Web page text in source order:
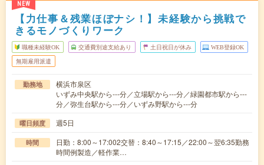
NEW
【力仕事＆残業ほぼナシ！】未経験から挑戦で
きるモノづくりワーク
職種未経験OK 交通費別途支給あり 土日祝日が休み WEB登録OK
無期雇用派遣
勤務地
横浜市泉区
いずみ中央駅から---分／立場駅から---分／緑園都市駅から---
分／弥生台駅から---分／いずみ野駅から---分
曜日頻度 週5日
時間
日勤：8:00～17:002交替：8:40～17:15／22:00～翌6:35勤務
時間例製造／軽作業…